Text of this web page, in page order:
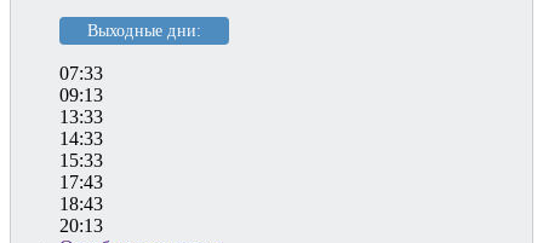
Выходные дни:
07:33
09:13
13:33
14:33
15:33
17:43
18:43
20:13